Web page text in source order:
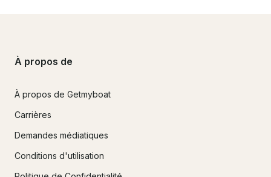
À propos de
À propos de Getmyboat
Carrières
Demandes médiatiques
Conditions d'utilisation